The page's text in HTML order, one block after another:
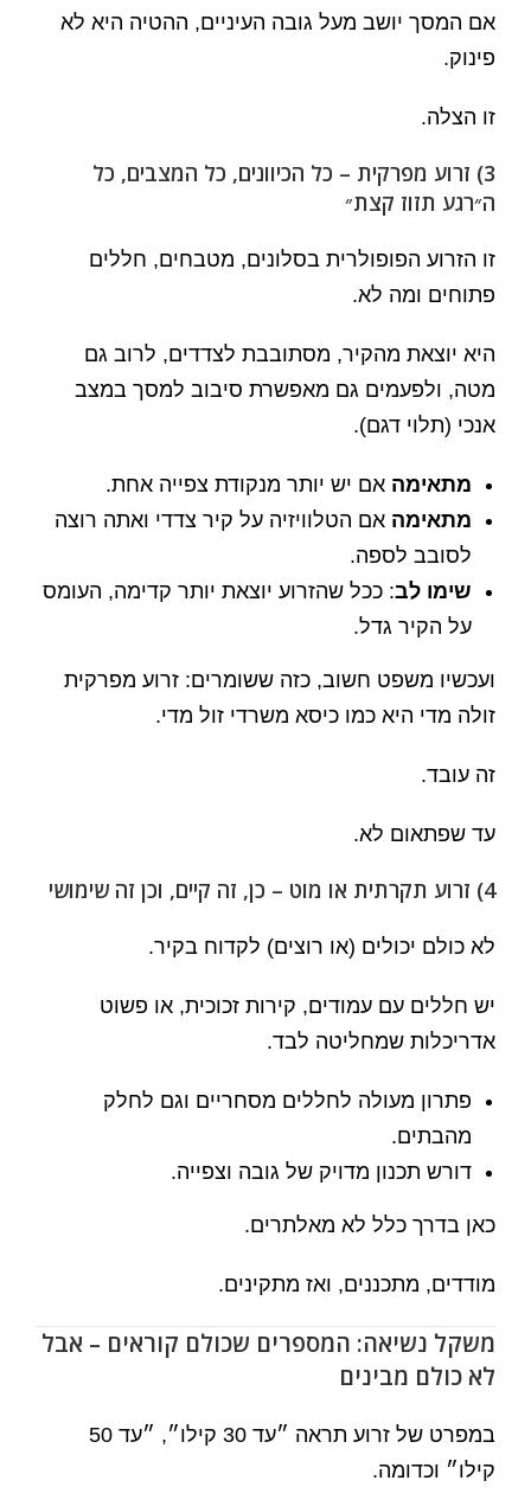
אם המסך יושב מעל גובה העיניים, ההטיה היא לא
פינוק.
זו הצלה.
3) זרוע מפרקית – כל הכיוונים, כל המצבים, כל
ה״רגע תזוז קצת״
זו הזרוע הפופולרית בסלונים, מטבחים, חללים
פתוחים ומה לא.
היא יוצאת מהקיר, מסתובבת לצדדים, לרוב גם
מטה, ולפעמים גם מאפשרת סיבוב למסך במצב
אנכי (תלוי דגם).
מתאימה אם יש יותר מנקודת צפייה אחת.
מתאימה אם הטלוויזיה על קיר צדדי ואתה רוצה
לסובב לספה.
שימו לב: ככל שהזרוע יוצאת יותר קדימה, העומס
על הקיר גדל.
ועכשיו משפט חשוב, כזה ששומרים: זרוע מפרקית
זולה מדי היא כמו כיסא משרדי זול מדי.
זה עובד.
עד שפתאום לא.
4) זרוע תקרתית או מוט – כן, זה קיים, וכן זה שימושי
לא כולם יכולים (או רוצים) לקדוח בקיר.
יש חללים עם עמודים, קירות זכוכית, או פשוט
אדריכלות שמחליטה לבד.
פתרון מעולה לחללים מסחריים וגם לחלק
מהבתים.
דורש תכנון מדויק של גובה וצפייה.
כאן בדרך כלל לא מאלתרים.
מודדים, מתכננים, ואז מתקינים.
משקל נשיאה: המספרים שכולם קוראים – אבל
לא כולם מבינים
במפרט של זרוע תראה ״עד 30 קילו״, ״עד 50
קילו״ וכדומה.